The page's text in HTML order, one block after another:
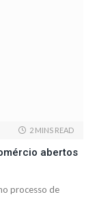
2 MINS READ
abertos
processo de